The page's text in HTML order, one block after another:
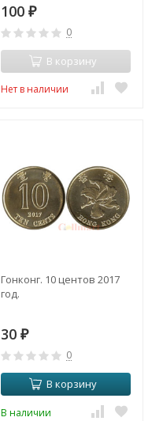
100 ₽
0
В корзину
Нет в наличии
Гонконг. 10 центов 2017
год.
30 ₽
0
В корзину
В наличии